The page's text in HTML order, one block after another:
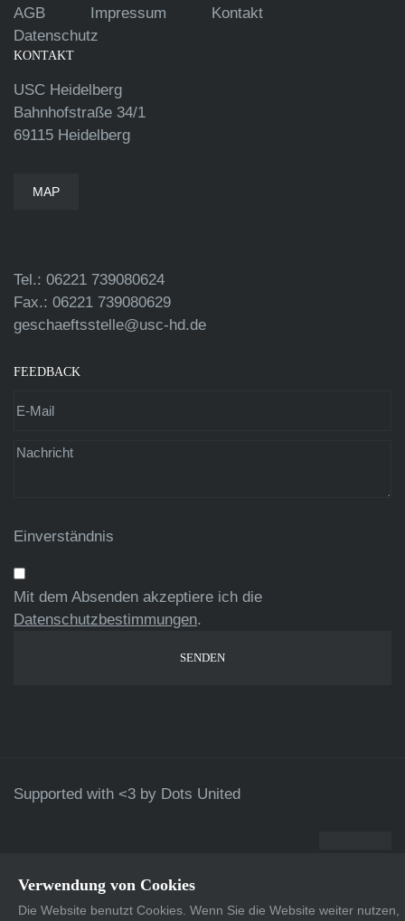
AGB Impressum
Kontakt
Datenschutz
KONTAKT
USC Heidelberg
Bahnhofstraße 34/1
69115 Heidelberg
MAP
Tel.: 06221 739080624
Fax.: 06221 739080629
geschaeftsstelle@usc-hd.de
FEEDBACK
Einverständnis
Mit dem Absenden akzeptiere ich die
Datenschutzbestimmungen.
Supported with <3 by Dots United
Verwendung von Cookies
Die Website benutzt Cookies. Wenn Sie die Website weiter nutzen,